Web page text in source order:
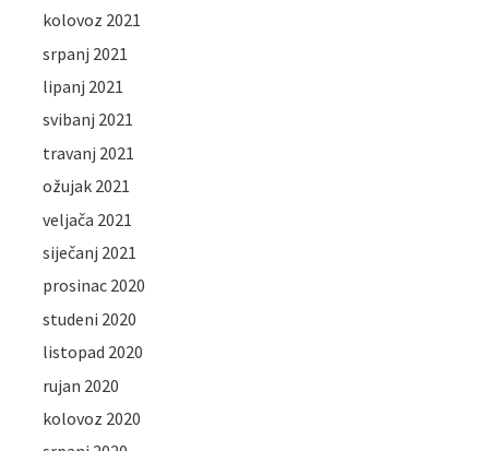
kolovoz 2021
srpanj 2021
lipanj 2021
svibanj 2021
travanj 2021
ožujak 2021
veljača 2021
siječanj 2021
prosinac 2020
studeni 2020
listopad 2020
rujan 2020
kolovoz 2020